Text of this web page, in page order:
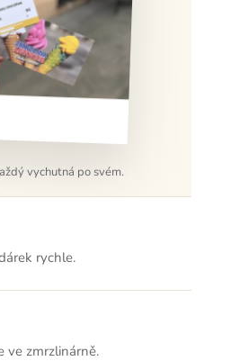
vychutná po svém.
rychle.
ve zmrzlinárně.